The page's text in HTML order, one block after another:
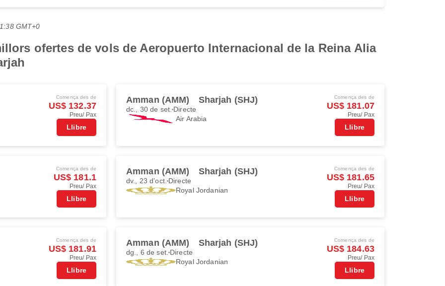
GMT+0
ofertes de vols de Aeropuerto Internacional de la Reina Alia
Comença des de
US$ 132.37
Preu/ Pax
Llibre
Amman (AMM) Sharjah (SHJ)
dc., 30 de set. Directe
Air Arabia
Comença des de
US$ 181.07
Preu/ Pax
Llibre
Comença des de
US$ 181.1
Preu/ Pax
Llibre
Amman (AMM) Sharjah (SHJ)
dv., 23 d’oct. Directe
Royal Jordanian
Comença des de
US$ 181.65
Preu/ Pax
Llibre
Comença des de
US$ 181.91
Preu/ Pax
Llibre
Amman (AMM) Sharjah (SHJ)
dg., 6 de set. Directe
Royal Jordanian
Comença des de
US$ 184.63
Preu/ Pax
Llibre